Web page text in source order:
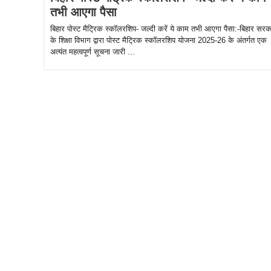
तभी आएगा पैसा
बिहार पोस्ट मैट्रिक स्कॉलरशिप- जल्दी करें ये काम तभी आएगा पैसा:-बिहार
के शिक्षा विभाग द्वारा पोस्ट मैट्रिक स्कॉलरशिप योजना 2025-26 के अंतर्गत एक
अत्यंत महत्वपूर्ण सूचना जारी ...